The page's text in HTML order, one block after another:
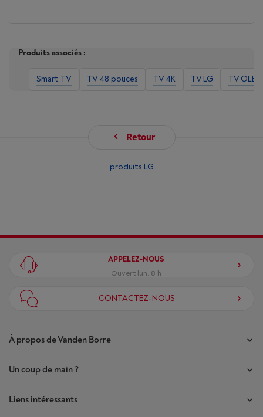
Produits associés :
Smart TV TV 48 pouces TV 4K TV LG TV
Retour
produits LG
À propos de Vanden Borre
Nos magasins
Contrat de Confiance
Un coup de main ?
Mes commandes
Liens intéressants
APPELEZ-NOUS
Ouvert lun. 8 h
CONTACTEZ-NOUS